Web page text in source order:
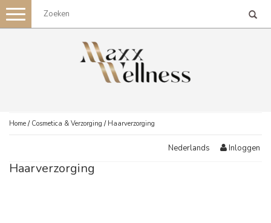
Toggle
navigation
Home / Cosmetica & Verzorging / Haarverzorging
Nederlands Inloggen
Haarverzorging